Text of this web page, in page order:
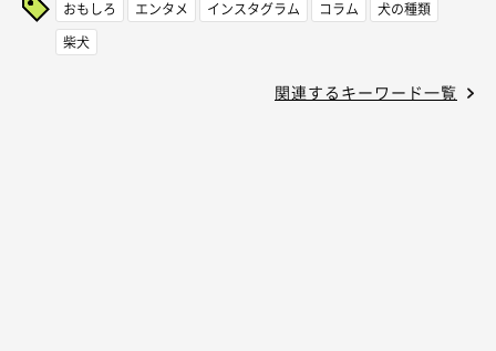
おもしろ エンタメ インスタグラム コラム
犬の種類
柴犬
関連するキーワード一覧